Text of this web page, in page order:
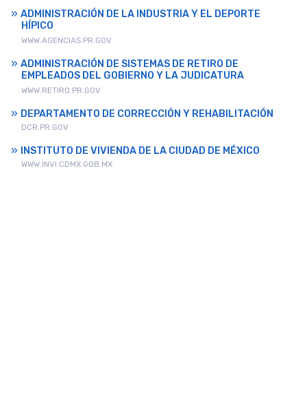
ADMINISTRACIÓN DE LA INDUSTRIA Y EL DEPORTE
HÍPICO
WWW.AGENCIAS.PR.GOV
ADMINISTRACIÓN DE SISTEMAS DE RETIRO DE
EMPLEADOS DEL GOBIERNO Y LA JUDICATURA
WWW.RETIRO.PR.GOV
DEPARTAMENTO DE CORRECCIÓN Y REHABILITACIÓN
DCR.PR.GOV
INSTITUTO DE VIVIENDA DE LA CIUDAD DE MÉXICO
WWW.INVI.CDMX.GOB.MX